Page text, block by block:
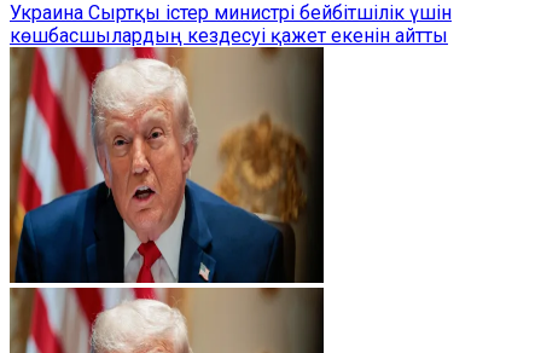
Украина Сыртқы істер министрі бейбітшілік үшін
көшбасшылардың кездесуі қажет екенін айтты